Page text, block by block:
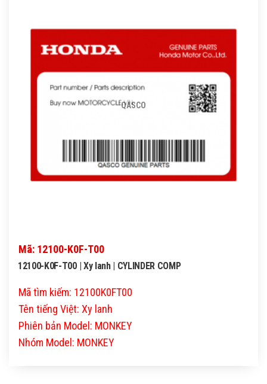
QASCO
Mã: 12100-K0F-T00
12100-K0F-T00 | Xy lanh | CYLINDER COMP
Mã tìm kiếm: 12100K0FT00
Tên tiếng Việt: Xy lanh
Phiên bản Model: MONKEY
Nhóm Model: MONKEY